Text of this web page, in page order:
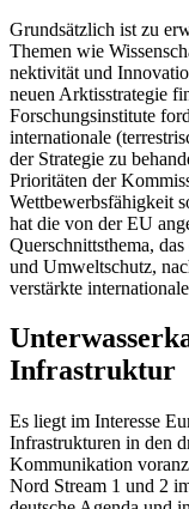
Grundsätzlich ist zu
Themen wie
nektivität und
neuen Arktisstrategie
Forschungsinstitute
internationale
der Strategie zu
Prioritäten der
Wettbewerbsfähigkeit
hat die von der EU
Querschnittsthema,
und Umweltschutz,
verstärkte
Infrastruktur
Es liegt im Interesse
Infrastrukturen in den
Kommunikation
Nord Stream 1 und 2